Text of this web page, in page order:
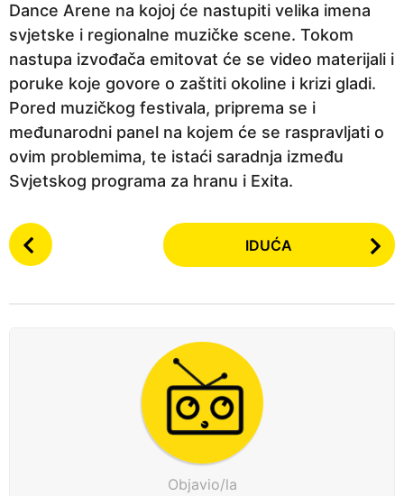
Dance Arene na kojoj će nastupiti velika imena
svjetske i regionalne muzičke scene. Tokom
nastupa izvođača emitovat će se video materijali i
poruke koje govore o zaštiti okoline i krizi gladi.
Pored muzičkog festivala, priprema se i
međunarodni panel na kojem će se raspravljati o
ovim problemima, te istaći saradnja između
Svjetskog programa za hranu i Exita.
P
o
IDUĆA
Objavio/la